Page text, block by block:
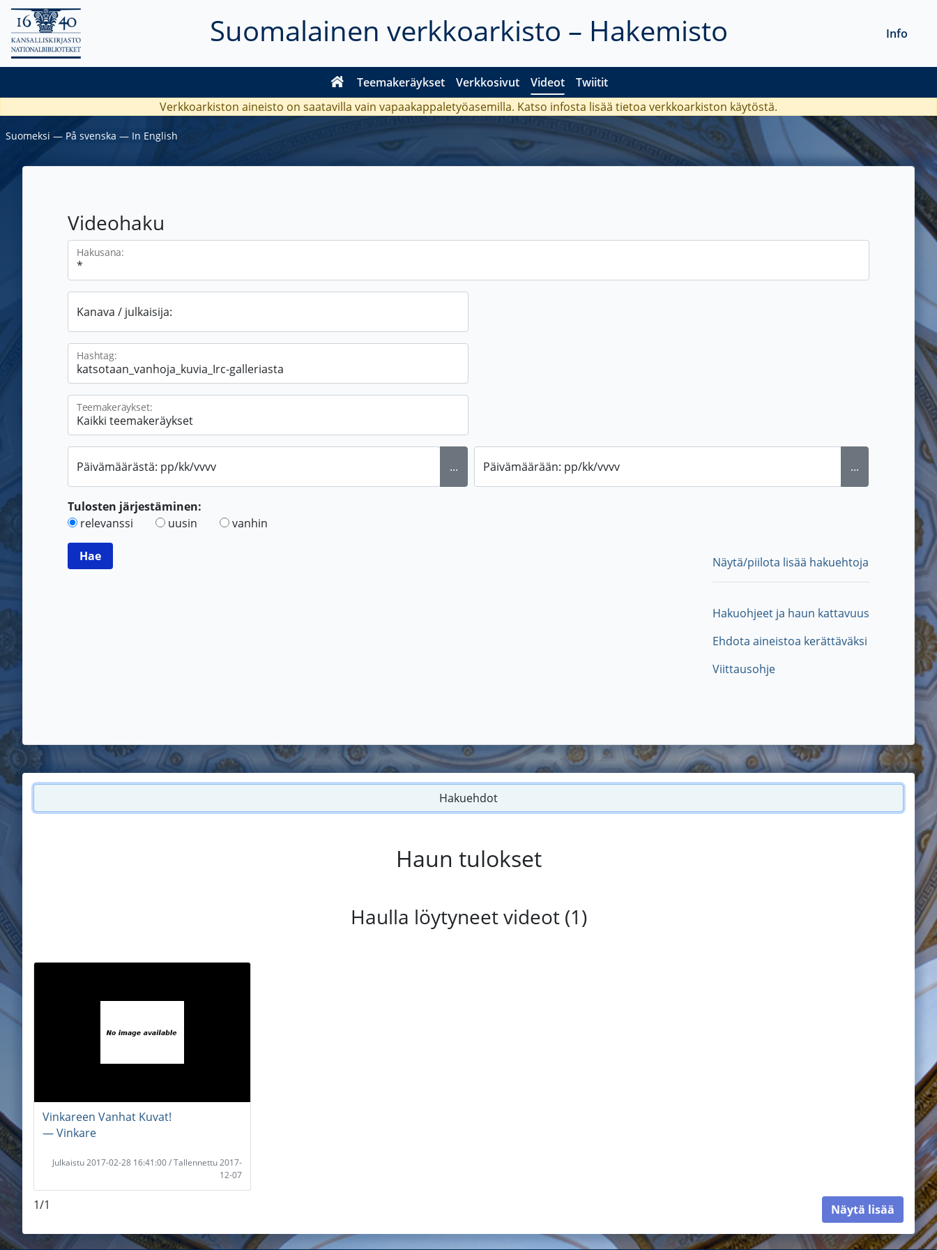
Suomalainen verkkoarkisto – Hakemisto
Teemakeräykset Verkkosivut Videot Twiitit
Info
Verkkoarkiston aineisto on saatavilla vain vapaakappaletyöasemilla. Katso infosta lisää tietoa verkkoarkiston käytöstä.
Suomeksi ― På svenska ― In English
Videohaku
Hakusana:
Kanava / julkaisija:
Hashtag:
Teemakeräykset:
Päivämäärästä: pp/kk/vvvv ... Päivämäärään: pp/kk/vvvv ...
Tulosten järjestäminen:
relevanssi
uusin vanhin
Näytä/piilota lisää hakuehtoja
Hakuohjeet ja haun kattavuus
Ehdota aineistoa kerättäväksi
Viittausohje
Hakuehdot
Haun tulokset
Haulla löytyneet videot (1)
Vinkareen Vanhat Kuvat!
― Vinkare
Julkaistu 2017-02-28 16:41:00 / Tallennettu 2017-
12-07
1/1 Näytä lisää